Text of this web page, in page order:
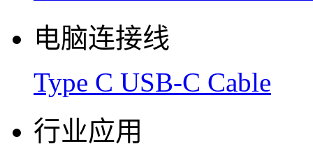
电脑连接线
Type C USB-C Cable
行业应用